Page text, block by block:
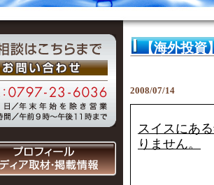
【海外投資
2008/07/14
スイスにあ
りません。